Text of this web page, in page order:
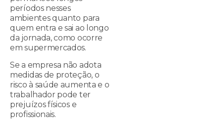
períodos nesses
ambientes quanto para
quem entra e sai ao longo
da jornada, como ocorre
em supermercados.
Se a empresa não adota
medidas de proteção, o
risco à saúde aumenta e o
trabalhador pode ter
prejuízos físicos e
profissionais.